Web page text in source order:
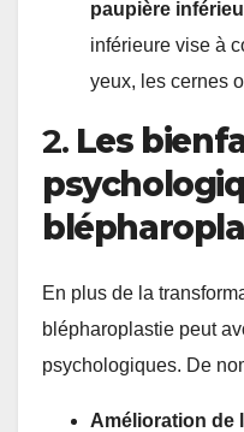
paupière
inférieure vise à
yeux, les cernes
2. Les
En plus de la
blépharoplastie peut
psychologiques. De
Amélioration de